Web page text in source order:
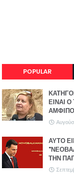
POPULAR
ΕΙΝΑΙ
ΑΥΤΟ
ΤΗΝ